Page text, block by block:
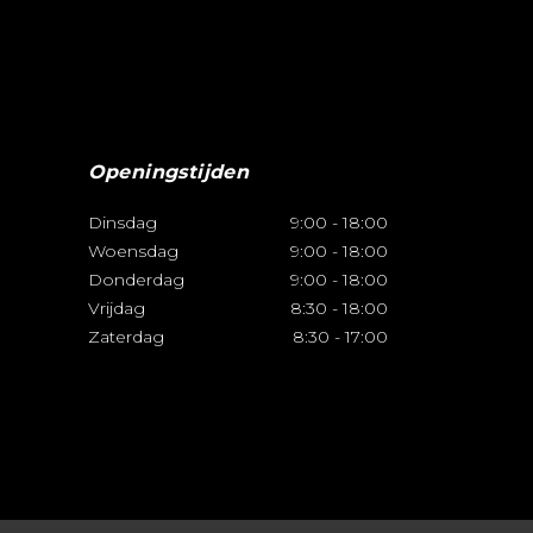
Openingstijden
Dinsdag 9:00 - 18:00
Woensdag
9:00 - 18:00
Donderdag
9:00 - 18:00
Vrijdag
8:30 - 18:00
Zaterdag
8:30 - 17:00